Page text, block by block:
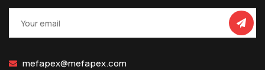
mefapex@mefapex.com